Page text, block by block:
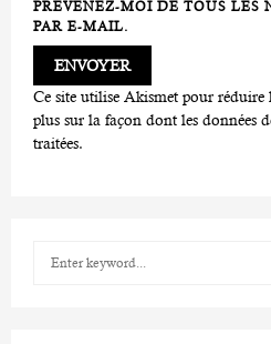
PRÉVENEZ-MOI DE TOUS LES
PAR E-MAIL.
Ce site utilise Akismet pour réduire
plus sur la façon dont les données
traitées.